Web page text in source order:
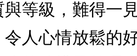
等級，難得一
人心情放鬆的